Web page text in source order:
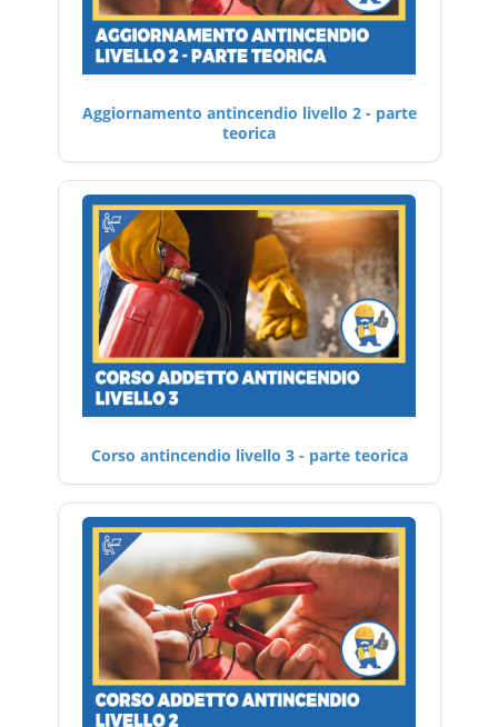
Aggiornamento antincendio livello 2 - parte
teorica
Corso antincendio livello 3 - parte teorica